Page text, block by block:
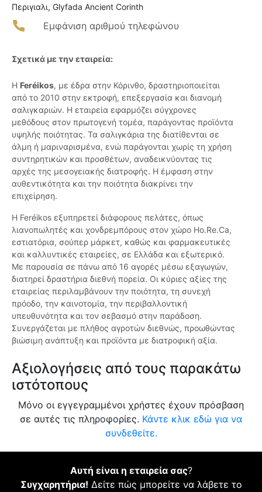
Περιγιαλι, Glyfada Ancient Corinth
Εμφάνιση αριθμού τηλεφώνου
Σχετικά με την εταιρεία:
Η Feréikos, με έδρα στην Κόρινθο, δραστηριοποιείται
από το 2010 στην εκτροφή, επεξεργασία και διανομή
σαλιγκαριών. Η εταιρεία εφαρμόζει σύγχρονες
μεθόδους στον πρωτογενή τομέα, παράγοντας προϊόντα
υψηλής ποιότητας. Τα σαλιγκάρια της διατίθενται σε
άλμη ή μαριναρισμένα, ενώ παράγονται χωρίς τη χρήση
συντηρητικών και προσθέτων, αναδεικνύοντας τις
αρχές της μεσογειακής διατροφής. Η έμφαση στην
αυθεντικότητα και την ποιότητα διακρίνει την
επιχείρηση.
Η Feréikos εξυπηρετεί διάφορους πελάτες, όπως
λιανοπωλητές και χονδρεμπόρους στον χώρο Ho.Re.Ca,
εστιατόρια, σούπερ μάρκετ, καθώς και φαρμακευτικές
και καλλυντικές εταιρείες, σε Ελλάδα και εξωτερικό.
Με παρουσία σε πάνω από 16 αγορές μέσω εξαγωγών,
διατηρεί δραστήρια διεθνή πορεία. Οι κύριες αξίες της
εταιρείας περιλαμβάνουν την ποιότητα, τη συνεχή
πρόοδο, την καινοτομία, την περιβαλλοντική
υπευθυνότητα και τον σεβασμό στην παράδοση.
Συνεργάζεται με πλήθος αγροτών διεθνώς, προωθώντας
βιώσιμη ανάπτυξη και προϊόντα με διατροφική αξία.
Αξιολογήσεις από τους παρακάτω
ιστότοπους
Μόνο οι εγγεγραμμένοι χρήστες έχουν πρόσβαση
σε αυτές τις πληροφορίες. Κάντε κλικ εδώ για να
συνδεθείτε.
Αυτή είναι η εταιρεία σας?
Συγχαρητήρια! Δείτε πώς μπορείτε να λάβετε το